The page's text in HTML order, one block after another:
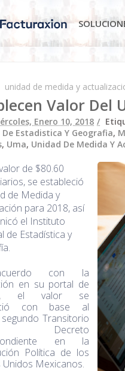
unidad de medida y
Valor Del
Enero 10, 2018
Estadistica Y Geografia,
, Uma, Unidad De Medida Y
de $80.60
se estableció
de Medida y
para 2018, así
el Instituto
de Estadística y
con la
en su portal de
el valor se
con base al
Transitorio
Decreto
en la
Política de los
Unidos Mexicanos.